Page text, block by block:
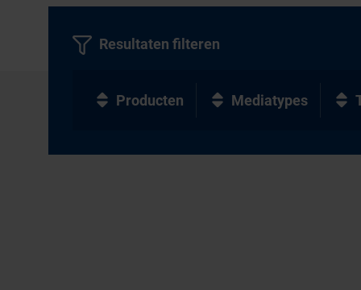
Resultaten filteren
Producten Mediatypes